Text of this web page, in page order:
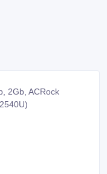
2Gb, ACRock